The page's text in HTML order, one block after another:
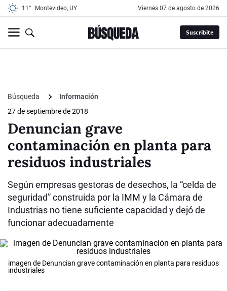
11° Montevideo, UY viernes 07 de agosto de 2026
Suscribite
Búsqueda
Información
27 de septiembre de 2018
Denuncian grave
contaminación en planta para
residuos industriales
Según empresas gestoras de desechos, la “celda de
seguridad” construida por la IMM y la Cámara de
Industrias no tiene suficiente capacidad y dejó de
funcionar adecuadamente
imagen de Denuncian grave contaminación en planta para residuos
industriales